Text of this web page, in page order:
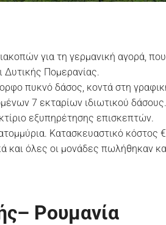
για τη γερμανική αγορά,
Δυτικής Πομερανίας.
πυκνό δάσος, κοντά στη
7 εκταρίων ιδιωτικού
εξυπηρέτησης επισκεπτών.
Κατασκευαστικό
και όλες οι μονάδες πωλήθηκαν
Ρουμανία